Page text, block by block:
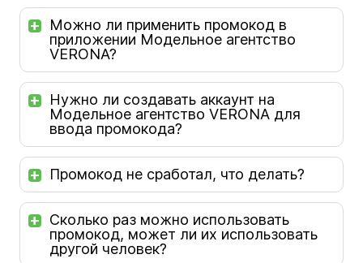
Можно ли применить промокод в
приложении Модельное агентство
VERONA?
Нужно ли создавать аккаунт на
Модельное агентство VERONA для
ввода промокода?
Промокод не сработал, что делать?
Сколько раз можно использовать
промокод, может ли их использовать
другой человек?